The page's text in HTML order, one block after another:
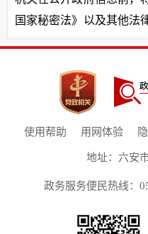
国家秘密法》以及其他法
公开的政府信息进行审查
机构名称：国家统计
址：六安市梅山南路凯
间：上午8:00-12:00；下
（二）申请内容。
申请人提出的政府信
使用帮助 用网体验
地址：六安
政务服务便民热线：